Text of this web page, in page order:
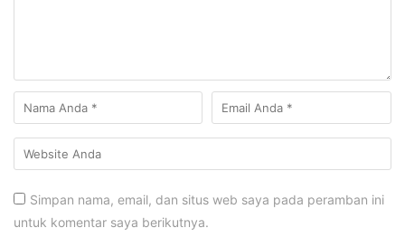
Simpan nama, email, dan situs web saya pada peramban ini
untuk komentar saya berikutnya.